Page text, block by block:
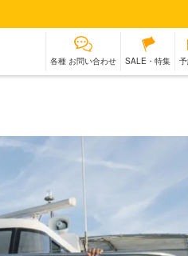
各種 お問い合わせ SALE・特集
ウォッチング